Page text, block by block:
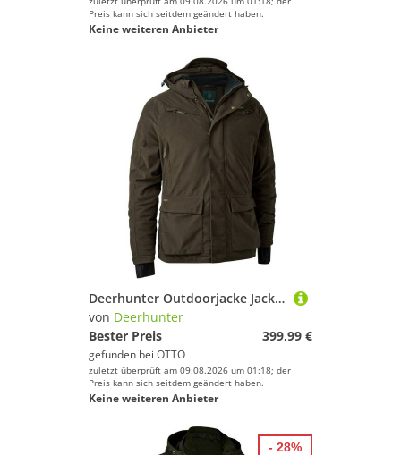
Preis kann sich seitdem geändert haben.
Keine weiteren Anbieter
Deerhunter Outdoorjacke Jacke Heat Game Drückjagd & Treibjagd, Hundeführer, Winteransitz
von Deerhunter
Bester Preis
399,99 €
gefunden bei OTTO
zuletzt überprüft am 09.08.2026 um 01:18; der
Preis kann sich seitdem geändert haben.
Keine weiteren Anbieter
- 28%